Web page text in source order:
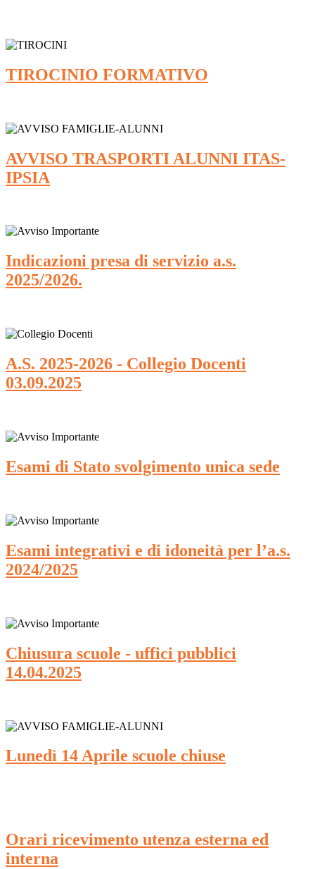
TIROCINIO FORMATIVO
AVVISO TRASPORTI ALUNNI ITAS-
IPSIA
Indicazioni presa di servizio a.s.
2025/2026.
A.S. 2025-2026 - Collegio Docenti
03.09.2025
Esami di Stato svolgimento unica sede
Esami integrativi e di idoneità per l’a.s.
2024/2025
Chiusura scuole - uffici pubblici
14.04.2025
Lunedì 14 Aprile scuole chiuse
Orari ricevimento utenza esterna ed
interna